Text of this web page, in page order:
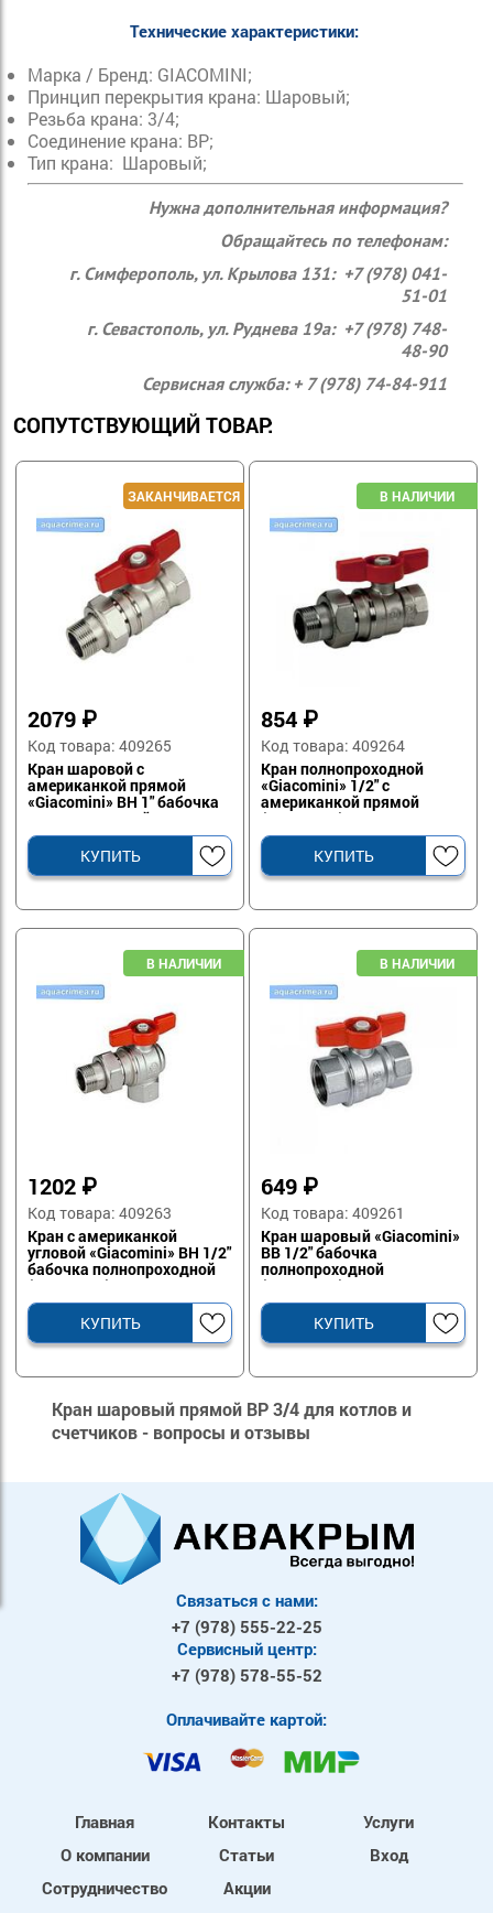
Технические характеристики:
Марка / Бренд: GIACOMINI;
Принцип перекрытия крана: Шаровый;
Резьба крана: 3/4;
Соединение крана: ВР;
Тип крана: Шаровый;
Нужна дополнительная информация?
Обращайтесь по телефонам:
г. Симферополь, ул. Крылова 131: +7 (978) 041-
51-01
г. Севастополь, ул. Руднева 19а: +7 (978) 748-
48-90
Сервисная служба: + 7 (978) 74-84-911
СОПУТСТВУЮЩИЙ ТОВАР:
2079 ₽
Код товара: 409265
Кран шаровой с
американкой прямой
«Giacomini» ВН 1" бабочка
полнопроходной
(R859X027)
КУПИТЬ
854 ₽
Код товара: 409264
Кран полнопроходной
«Giacomini» 1/2" с
американкой прямой
(R859X023)
КУПИТЬ
1202 ₽
Код товара: 409263
Кран с американкой
угловой «Giacomini» ВН 1/2"
бабочка полнопроходной
(R789X003)
КУПИТЬ
649 ₽
Код товара: 409261
Кран шаровый «Giacomini»
ВВ 1/2" бабочка
полнопроходной
(R851X023)
КУПИТЬ
Кран шаровый прямой ВР 3/4 для котлов и
счетчиков - вопросы и отзывы
Связаться с нами:
+7 (978) 555-22-25
Сервисный центр:
+7 (978) 578-55-52
Оплачивайте картой:
Главная
О компании
Сотрудничество
Контакты
Статьи
Акции
Услуги
Вход